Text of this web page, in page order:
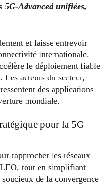
5G-Advanced unifiées,
et laisse entrevoir
internationale.
le déploiement fiable
acteurs du secteur,
des applications
mondiale.
pour la 5G
rapprocher les réseaux
tout en simplifiant
de la convergence